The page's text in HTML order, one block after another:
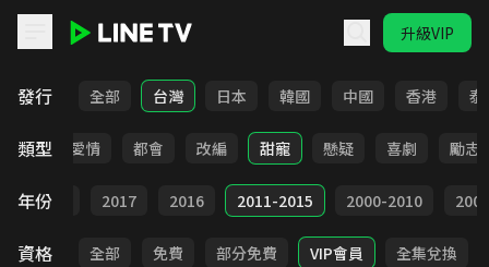
升級VIP
發行 全部 台灣 日本 韓國 中國 香港 泰
類型
古裝 愛情 都會 改編 甜寵 懸疑 喜劇 勵志
年份
2018 2017 2016 2011-2015 2000-2010
資格 全部 免費 部分免費 VIP會員 全集兌換